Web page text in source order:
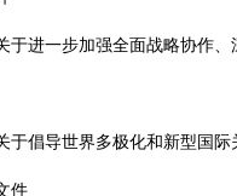
于进一步加强全面战略协作
于倡导世界多极化和新型国
件